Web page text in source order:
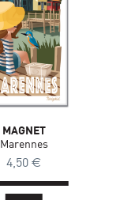
MAGNET
Marennes
4,50 €